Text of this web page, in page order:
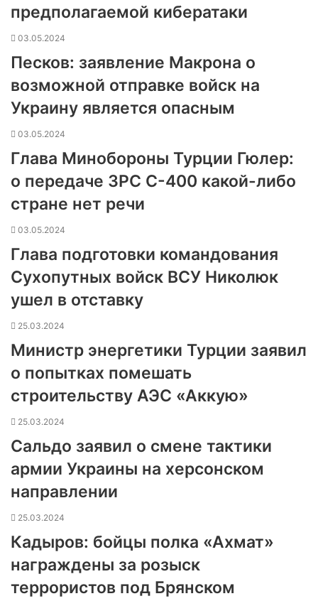
предполагаемой кибератаки
03.05.2024
Песков: заявление Макрона о
возможной отправке войск на
Украину является опасным
03.05.2024
Глава Минобороны Турции Гюлер:
о передаче ЗРС С-400 какой-либо
стране нет речи
03.05.2024
Глава подготовки командования
Сухопутных войск ВСУ Николюк
ушел в отставку
25.03.2024
Министр энергетики Турции заявил
о попытках помешать
строительству АЭС «Аккую»
25.03.2024
Сальдо заявил о смене тактики
армии Украины на херсонском
направлении
25.03.2024
Кадыров: бойцы полка «Ахмат»
награждены за розыск
террористов под Брянском